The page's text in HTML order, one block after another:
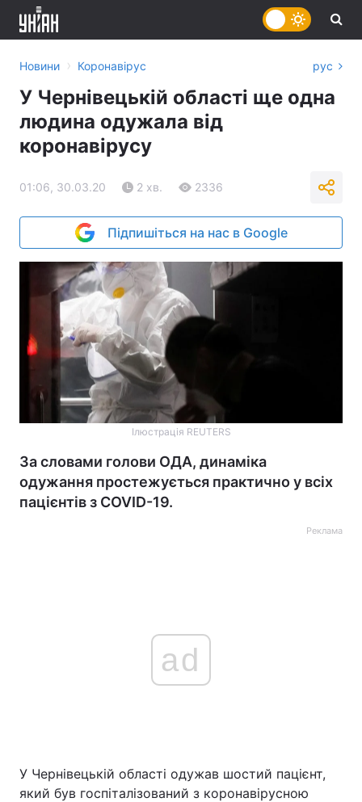
Головна Війна
Новини › Коронавірус рус
У Чернівецькій області ще одна
людина одужала від
коронавірусу
01:06, 30.03.20 2 хв. 2336
Підпишіться на нас в Google
Ілюстрація REUTERS
За словами голови ОДА, динаміка
одужання простежується практично у всіх
пацієнтів з COVID-19.
Реклама
ad
У Чернівецькій області одужав шостий пацієнт,
який був госпіталізований з коронавірусною